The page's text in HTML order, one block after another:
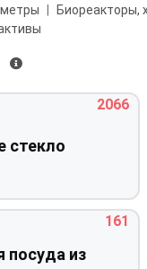
Биореакторы,
стекло
2066
посуда из
161